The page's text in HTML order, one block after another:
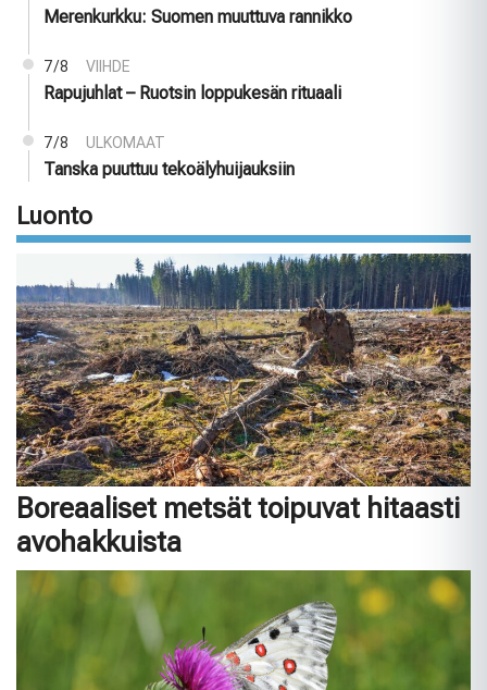
Merenkurkku: Suomen muuttuva rannikko
7/8 VIIHDE
Rapujuhlat – Ruotsin loppukesän rituaali
7/8 ULKOMAAT
Tanska puuttuu tekoälyhuijauksiin
Luonto
Boreaaliset metsät toipuvat hitaasti
avohakkuista